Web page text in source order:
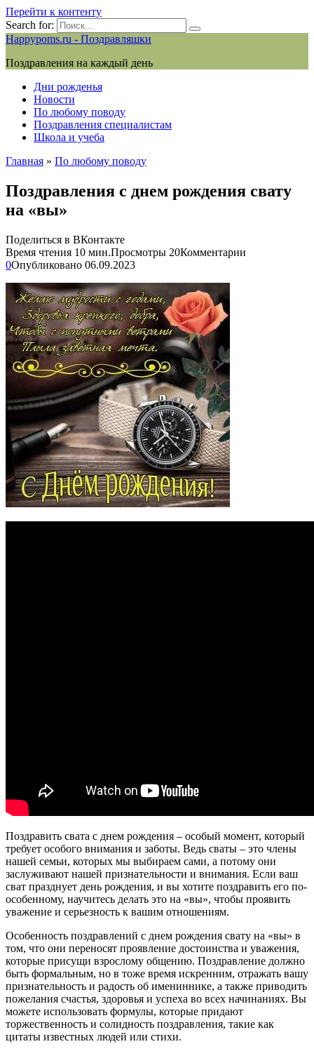
Перейти к контенту
Search for:
Happypoms.ru - Поздравляшки
Поздравления на каждый день
Дни рожденья
Новости
По любому поводу
Поздравления специалистам
Школа и учеба
Главная » По любому поводу
Поздравления с днем рождения свату
на «вы»
Поделиться в ВКонтакте
Время чтения 10 мин.Просмотры 20Комментарии
0Опубликовано 06.09.2023
Поздравить свата с днем рождения – особый момент, который
требует особого внимания и заботы. Ведь сваты – это члены
нашей семьи, которых мы выбираем сами, а потому они
заслуживают нашей признательности и внимания. Если ваш
сват празднует день рождения, и вы хотите поздравить его по-
особенному, научитесь делать это на «вы», чтобы проявить
уважение и серьезность к вашим отношениям.
Особенность поздравлений с днем рождения свату на «вы» в
том, что они переносят проявление достоинства и уважения,
которые присущи взрослому общению. Поздравление должно
быть формальным, но в тоже время искренним, отражать вашу
признательность и радость об имениннике, а также приводить
пожелания счастья, здоровья и успеха во всех начинаниях. Вы
можете использовать формулы, которые придают
торжественность и солидность поздравления, такие как
цитаты известных людей или стихи.